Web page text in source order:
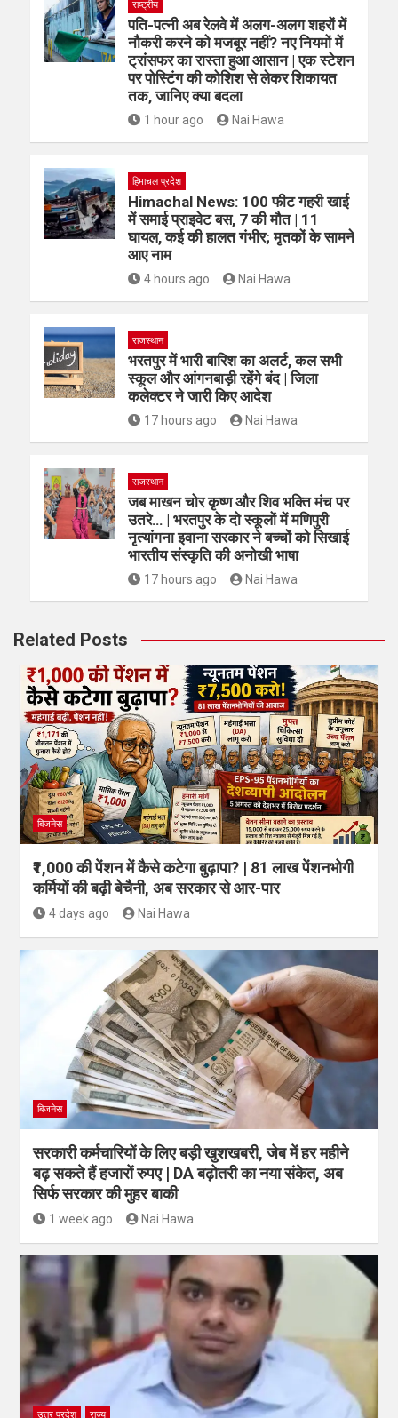
राष्ट्रीय
पति-पत्नी अब रेलवे में अलग-अलग शहरों में
नौकरी करने को मजबूर नहीं? नए नियमों में
ट्रांसफर का रास्ता हुआ आसान | एक स्टेशन
पर पोस्टिंग की कोशिश से लेकर शिकायत
तक, जानिए क्या बदला
1 hour ago Nai Hawa
हिमाचल प्रदेश
Himachal News: 100 फीट गहरी खाई
में समाई प्राइवेट बस, 7 की मौत | 11
घायल, कई की हालत गंभीर; मृतकों के सामने
आए नाम
4 hours ago Nai Hawa
राजस्थान
भरतपुर में भारी बारिश का अलर्ट, कल सभी
स्कूल और आंगनबाड़ी रहेंगे बंद | जिला
कलेक्टर ने जारी किए आदेश
17 hours ago Nai Hawa
राजस्थान
जब माखन चोर कृष्ण और शिव भक्ति मंच पर
उतरे… | भरतपुर के दो स्कूलों में मणिपुरी
नृत्यांगना इवाना सरकार ने बच्चों को सिखाई
भारतीय संस्कृति की अनोखी भाषा
17 hours ago Nai Hawa
Related Posts
बिजनेस
₹1,000 की पेंशन में कैसे कटेगा बुढ़ापा? | 81 लाख पेंशनभोगी
कर्मियों की बढ़ी बेचैनी, अब सरकार से आर-पार
4 days ago Nai Hawa
बिजनेस
सरकारी कर्मचारियों के लिए बड़ी खुशखबरी, जेब में हर महीने
बढ़ सकते हैं हजारों रुपए | DA बढ़ोतरी का नया संकेत, अब
सिर्फ सरकार की मुहर बाकी
1 week ago Nai Hawa